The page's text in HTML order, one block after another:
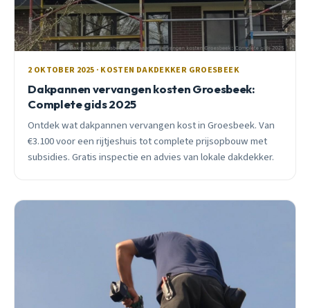
2 OKTOBER 2025 · KOSTEN DAKDEKKER GROESBEEK
Dakpannen vervangen kosten Groesbeek:
Complete gids 2025
Ontdek wat dakpannen vervangen kost in Groesbeek. Van
€3.100 voor een rijtjeshuis tot complete prijsopbouw met
subsidies. Gratis inspectie en advies van lokale dakdekker.